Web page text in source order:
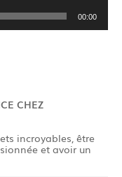
00:00
CHEZ
incroyables, être
et avoir un